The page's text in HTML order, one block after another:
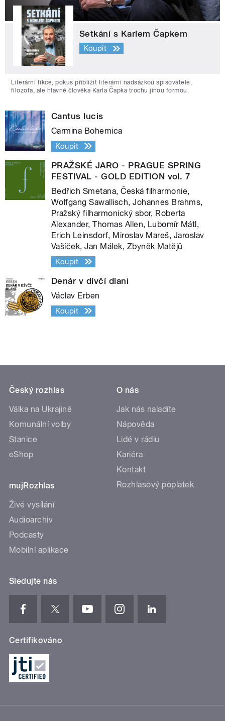
Setkání s Karlem Čapkem
Koupit
Literární fikce, pokus přiblížit literární nadsázkou spisovatele,
filozofa, ale hlavně člověka Karla Čapka trochu jinou formou.
Cantus lucis
Carmina Bohemica
Koupit
PRAŽSKÉ JARO - PRAGUE SPRING
FESTIVAL - GOLD EDITION vol. 7
Bedřich Smetana, Česká filharmonie,
Wolfgang Sawallisch, Johannes Brahms,
Pražský filharmonický sbor, Roberta
Alexander, Thomas Allen, Lubomír Mátl,
Erich Leinsdorf, Miroslav Mareš, Jaroslav
Vašíček, Jan Málek, Zbyněk Matějů
Koupit
Denár v dívčí dlani
Václav Erben
Koupit
Český rozhlas
Válka na Ukrajině
Komunální volby
Stanice
eShop
mujRozhlas
Živé vysílání
Audioarchiv
Podcasty
Mobilní aplikace
O nás
Jak nás naladíte
Nápověda
Lidé v rádiu
Kariéra
Kontakt
Rozhlasový poplatek
Sledujte nás
Certifikováno